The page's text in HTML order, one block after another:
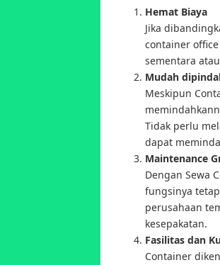
Hemat Biaya
Jika
container
sementara
Mudah
Meskipun
Tidak perlu
dapat
Maintenance
Dengan Sewa
fungsinya
perusahaan
kesepakatan.
Fasilitas dan
Container